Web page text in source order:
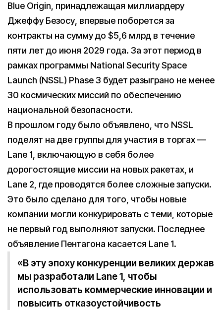
Blue Origin, принадлежащая миллиардеру
Джеффу Безосу, впервые поборется за
контракты на сумму до $5,6 млрд в течение
пяти лет до июня 2029 года. За этот период в
рамках программы National Security Space
Launch (NSSL) Phase 3 будет разыграно не менее
30 космических миссий по обеспечению
национальной безопасности.
В прошлом году было объявлено, что NSSL
поделят на две группы для участия в торгах —
Lane 1, включающую в себя более
дорогостоящие миссии на новых ракетах, и
Lane 2, где проводятся более сложные запуски.
Это было сделано для того, чтобы новые
компании могли конкурировать с теми, которые
не первый год выполняют запуски. Последнее
объявление Пентагона касается Lane 1.
«В эту эпоху конкуренции великих держав
мы разработали Lane 1, чтобы
использовать коммерческие инновации и
повысить отказоустойчивость